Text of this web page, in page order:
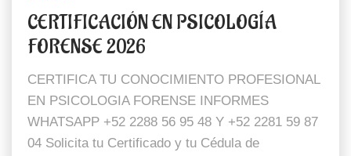
CERTIFICACIÓN EN PSICOLOGÍA
FORENSE 2026
CERTIFICA TU CONOCIMIENTO PROFESIONAL
EN PSICOLOGIA FORENSE INFORMES
WHATSAPP +52 2288 56 95 48 Y +52 2281 59 87
04 Solicita tu Certificado y tu Cédula de